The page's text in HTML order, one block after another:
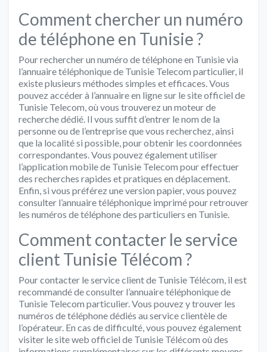
Comment chercher un numéro
de téléphone en Tunisie ?
Pour rechercher un numéro de téléphone en Tunisie via
l’annuaire téléphonique de Tunisie Telecom particulier, il
existe plusieurs méthodes simples et efficaces. Vous
pouvez accéder à l’annuaire en ligne sur le site officiel de
Tunisie Telecom, où vous trouverez un moteur de
recherche dédié. Il vous suffit d’entrer le nom de la
personne ou de l’entreprise que vous recherchez, ainsi
que la localité si possible, pour obtenir les coordonnées
correspondantes. Vous pouvez également utiliser
l’application mobile de Tunisie Telecom pour effectuer
des recherches rapides et pratiques en déplacement.
Enfin, si vous préférez une version papier, vous pouvez
consulter l’annuaire téléphonique imprimé pour retrouver
les numéros de téléphone des particuliers en Tunisie.
Comment contacter le service
client Tunisie Télécom ?
Pour contacter le service client de Tunisie Télécom, il est
recommandé de consulter l’annuaire téléphonique de
Tunisie Telecom particulier. Vous pouvez y trouver les
numéros de téléphone dédiés au service clientèle de
l’opérateur. En cas de difficulté, vous pouvez également
visiter le site web officiel de Tunisie Télécom où des